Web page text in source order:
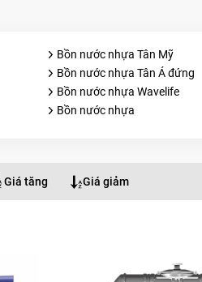
Bồn nước nhựa Tân Mỹ
Bồn nước nhựa Tân Á đứng
Bồn nước nhựa Wavelife
Bồn nước nhựa
Giá tăng Giá giảm